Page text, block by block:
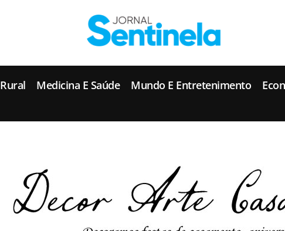
Rural Medicina E Saúde Mundo E Entretenimento